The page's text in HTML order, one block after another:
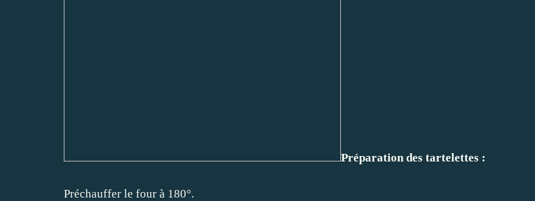
Préparation des tartelettes :
Préchauffer le four à 180°.